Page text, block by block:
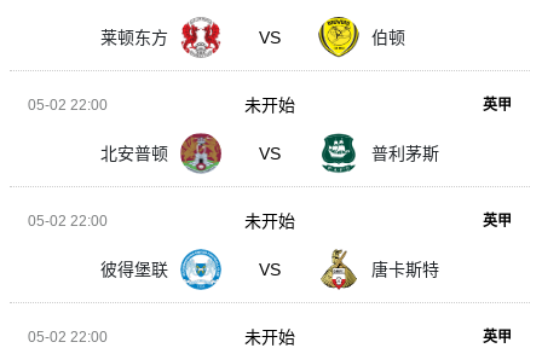
莱顿东方 VS 伯顿
05-02 22:00 英甲
北安普顿 VS 普利茅斯
未开始
05-02 22:00 英甲
彼得堡联 VS 唐卡斯特
未开始
05-02 22:00 英甲
未开始